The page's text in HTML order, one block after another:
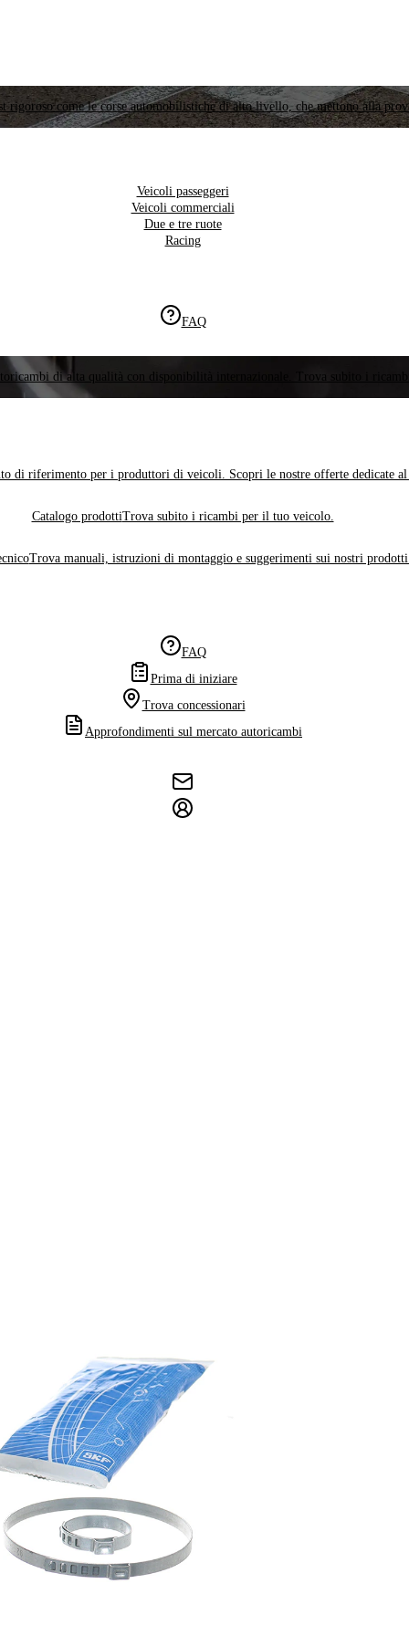
rigoroso come le corse automobilistiche di alto livello, che mettono alla
Veicoli passeggeri
Veicoli commerciali
Due e tre ruote
Racing
FAQ
di alta qualità con disponibilità internazionale. Trova subito i
di riferimento per i produttori di veicoli. Scopri le nostre offerte dedicate
Catalogo prodottiTrova subito i ricambi per il tuo veicolo.
Trova manuali, istruzioni di montaggio e suggerimenti sui nostri
FAQ
Prima di iniziare
Trova concessionari
Approfondimenti sul mercato autoricambi